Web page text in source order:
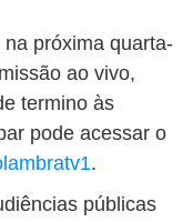
próxima quarta-
ao vivo,
termino às
pode acessar o
.
públicas